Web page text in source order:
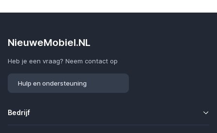
NieuweMobiel.NL
Heb je een vraag? Neem contact op
Hulp en ondersteuning
Bedrijf